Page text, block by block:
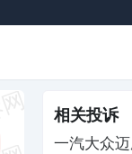
相关投诉
一汽大众